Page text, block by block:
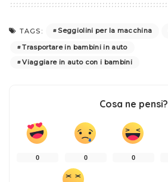
TAGS: Seggiolini per la macchina
Trasportare in bambini in auto
Viaggiare in auto con i bambini
Cosa ne pensi?
0 0 0